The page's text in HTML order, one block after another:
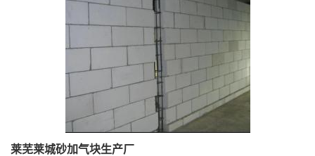
莱芜莱城砂加气块生产厂